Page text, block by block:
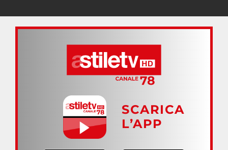
SCARICA
L’APP